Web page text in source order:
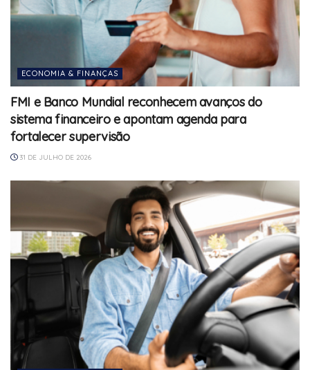
ECONOMIA & FINANÇAS
FMI e Banco Mundial reconhecem avanços do
sistema financeiro e apontam agenda para
fortalecer supervisão
31 DE JULHO DE 2026